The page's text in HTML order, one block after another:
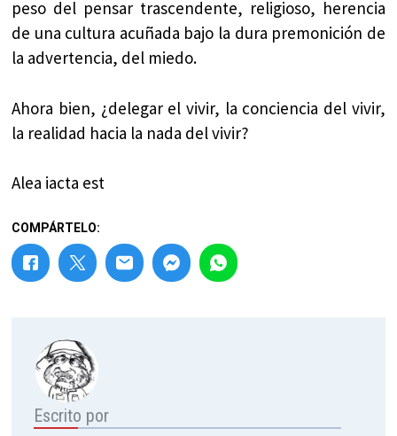
peso del pensar trascendente, religioso, herencia
de una cultura acuñada bajo la dura premonición de
la advertencia, del miedo.
Ahora bien, ¿delegar el vivir, la conciencia del vivir,
la realidad hacia la nada del vivir?
Alea iacta est
COMPÁRTELO:
Escrito por